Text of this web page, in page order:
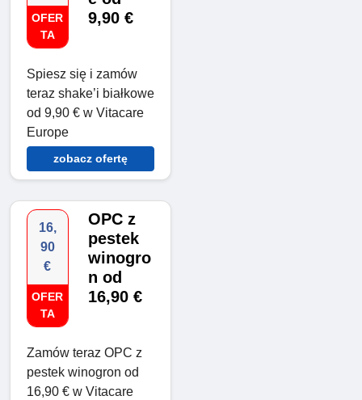
OFER
TA
9,90 €
Spiesz się i zamów
teraz shake’i białkowe
od 9,90 € w Vitacare
Europe
zobacz ofertę
16,
90
€
OFER
TA
OPC z
pestek
winogro
n od
16,90 €
Zamów teraz OPC z
pestek winogron od
16,90 € w Vitacare